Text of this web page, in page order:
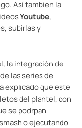
Así tambien la
Youtube,
subirlas y
la integración de
las series de
explicado que este
del plantel, con
se podrpan
o ejecutando